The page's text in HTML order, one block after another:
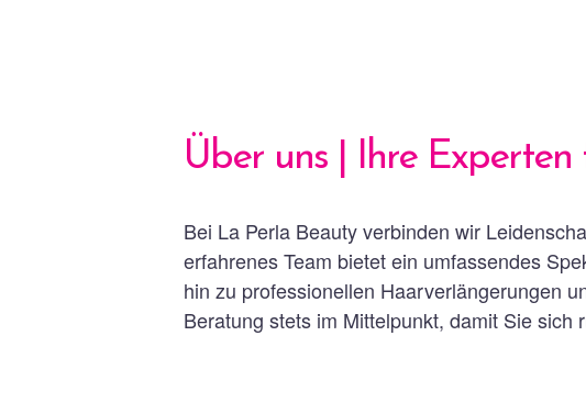
Über uns | Ihre
Bei La Perla Beauty verbinden wir
erfahrenes Team bietet ein umfassendes
hin zu professionellen Haarverlängerungen
Beratung stets im Mittelpunkt, damit Sie